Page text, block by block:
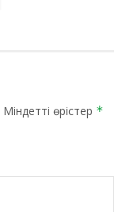
Міндетті өрістер *